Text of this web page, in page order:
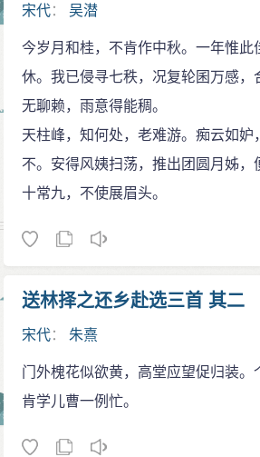
宋代：吴潜
今岁月和桂，不肯作中秋。一年惟此
休。我已侵寻七秩，况复轮囷万感，
无聊赖，雨意得能稠。
天柱峰，知何处，老难游。痴云如妒
不。安得风姨扫荡，推出团圆月姊，
十常九，不使展眉头。
送林择之还乡赴选三首 其二
宋代： 朱熹
门外槐花似欲黄，高堂应望促归装。
肯学儿曹一例忙。